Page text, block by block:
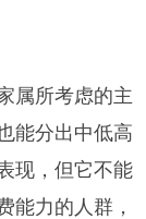
属所考虑的主
能分出中低高
现，但它不能
能力的人群，